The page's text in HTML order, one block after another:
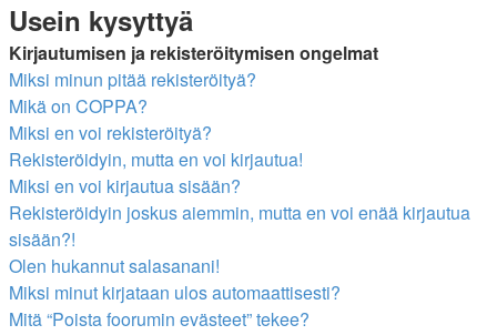
Usein kysyttyä
Kirjautumisen ja rekisteröitymisen ongelmat
Miksi minun pitää rekisteröityä?
Mikä on COPPA?
Miksi en voi rekisteröityä?
Rekisteröidyin, mutta en voi kirjautua!
Miksi en voi kirjautua sisään?
Rekisteröidyin joskus aiemmin, mutta en voi enää kirjautua
sisään?!
Olen hukannut salasanani!
Miksi minut kirjataan ulos automaattisesti?
Mitä “Poista foorumin evästeet” tekee?